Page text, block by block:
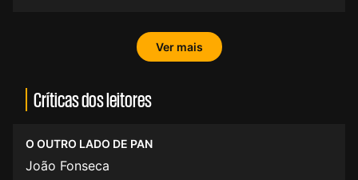
Ver mais
Críticas dos leitores
O OUTRO LADO DE PAN
João Fonseca